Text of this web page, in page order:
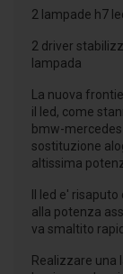
2 lampade h7
2 driver
lampada
La nuova
il led, come
bmw-
sostituzione
altissima
Il led e'
alla potenza
va smaltito
Realizzare una